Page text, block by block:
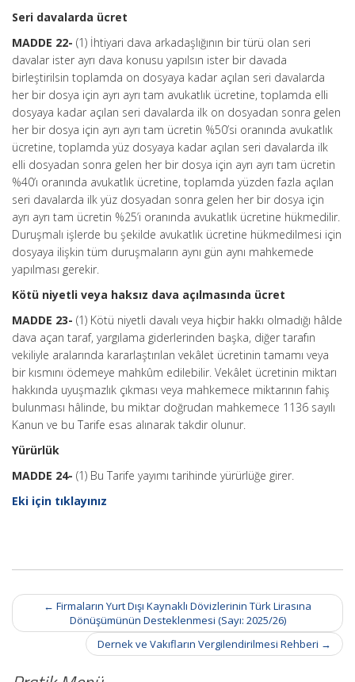
Seri davalarda ücret
MADDE 22- (1) İhtiyari dava arkadaşlığının bir türü olan seri
davalar ister ayrı dava konusu yapılsın ister bir davada
birleştirilsin toplamda on dosyaya kadar açılan seri davalarda
her bir dosya için ayrı ayrı tam avukatlık ücretine, toplamda elli
dosyaya kadar açılan seri davalarda ilk on dosyadan sonra gelen
her bir dosya için ayrı ayrı tam ücretin %50’si oranında avukatlık
ücretine, toplamda yüz dosyaya kadar açılan seri davalarda ilk
elli dosyadan sonra gelen her bir dosya için ayrı ayrı tam ücretin
%40’ı oranında avukatlık ücretine, toplamda yüzden fazla açılan
seri davalarda ilk yüz dosyadan sonra gelen her bir dosya için
ayrı ayrı tam ücretin %25’i oranında avukatlık ücretine hükmedilir.
Duruşmalı işlerde bu şekilde avukatlık ücretine hükmedilmesi için
dosyaya ilişkin tüm duruşmaların aynı gün aynı mahkemede
yapılması gerekir.
Kötü niyetli veya haksız dava açılmasında ücret
MADDE 23- (1) Kötü niyetli davalı veya hiçbir hakkı olmadığı hâlde
dava açan taraf, yargılama giderlerinden başka, diğer tarafın
vekiliyle aralarında kararlaştırılan vekâlet ücretinin tamamı veya
bir kısmını ödemeye mahkûm edilebilir. Vekâlet ücretinin miktarı
hakkında uyuşmazlık çıkması veya mahkemece miktarının fahiş
bulunması hâlinde, bu miktar doğrudan mahkemece 1136 sayılı
Kanun ve bu Tarife esas alınarak takdir olunur.
Yürürlük
MADDE 24- (1) Bu Tarife yayımı tarihinde yürürlüğe girer.
Eki için tıklayınız
Post
navigation
← Firmaların Yurt Dışı Kaynaklı Dövizlerinin Türk Lirasına
Dönüşümünün Desteklenmesi (Sayı: 2025/26)
Dernek ve Vakıfların Vergilendirilmesi Rehberi →